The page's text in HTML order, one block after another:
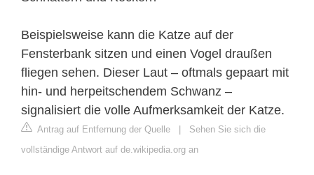
Beispielsweise kann die Katze auf der
Fensterbank sitzen und einen Vogel draußen
fliegen sehen. Dieser Laut – oftmals gepaart mit
hin- und herpeitschendem Schwanz –
signalisiert die volle Aufmerksamkeit der Katze.
Antrag auf Entfernung der Quelle | Sehen Sie sich die
vollständige Antwort auf de.wikipedia.org an